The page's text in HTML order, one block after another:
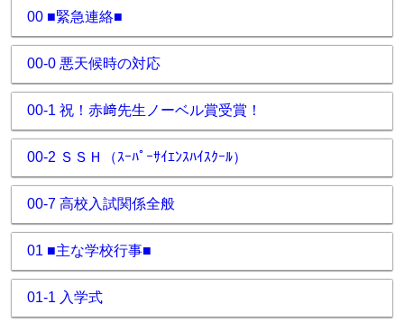
00 ■緊急連絡■
00-0 悪天候時の対応
00-1 祝！赤﨑先生ノーベル賞受賞！
00-2 ＳＳＨ（ｽｰﾊﾟｰｻｲｴﾝｽﾊｲｽｸｰﾙ）
00-7 高校入試関係全般
01 ■主な学校行事■
01-1 入学式